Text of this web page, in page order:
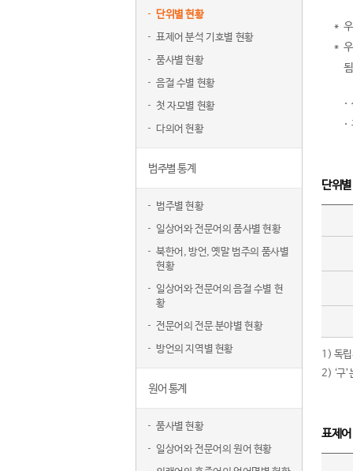
단위별 현황
표제어 분석 기호별 현황
품사별 현황
음절 수별 현황
첫 자모별 현황
다의어 현황
범주별 통계
범주별 현황
일상어와 전문어의 품사별 현황
북한어, 방언, 옛말 범주의 품사별
현황
일상어와 전문어의 음절 수별 현
황
전문어의 전문 분야별 현황
방언의 지역별 현황
원어 통계
품사별 현황
일상어와 전문어의 원어 현황
단위
1) 독립
2) ‘구
표제